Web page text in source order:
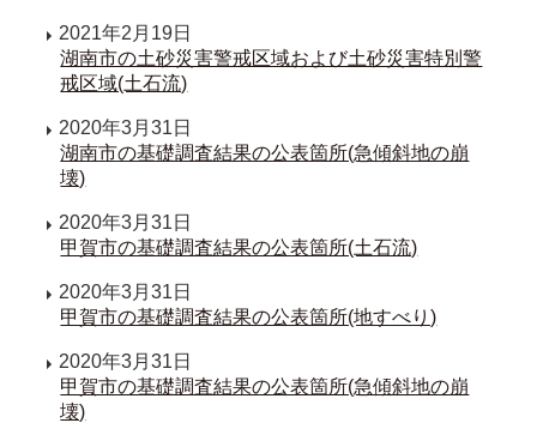
2021年2月19日
湖南市の土砂災害警戒区域および土砂災害特別警
戒区域(土石流)
2020年3月31日
湖南市の基礎調査結果の公表箇所(急傾斜地の崩
壊)
2020年3月31日
甲賀市の基礎調査結果の公表箇所(土石流)
2020年3月31日
甲賀市の基礎調査結果の公表箇所(地すべり)
2020年3月31日
甲賀市の基礎調査結果の公表箇所(急傾斜地の崩
壊)